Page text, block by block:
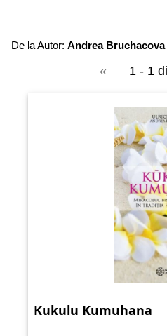
De la Autor: Andrea Bruchacova
« 1 - 1
Kukulu Kumuhana